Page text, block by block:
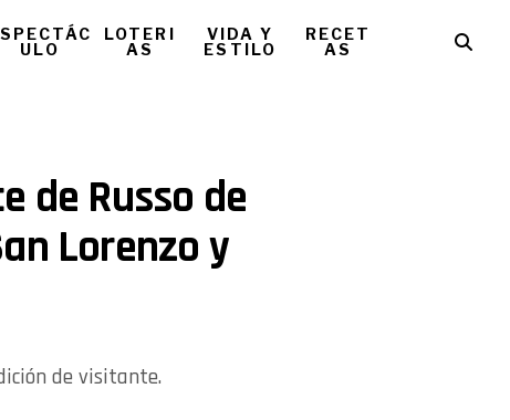
ULO
LOTERI
AS
VIDA Y
ESTILO
RECET
AS
de Russo de
Lorenzo y
de visitante.